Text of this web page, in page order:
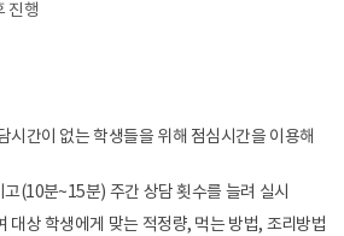
진행
시간이 없는 학생들을 위해 점심시간을 이용해
(10분~15분) 주간 상담 횟수를 늘려 실시
대상 학생에게 맞는 적정량, 먹는 방법, 조리방법